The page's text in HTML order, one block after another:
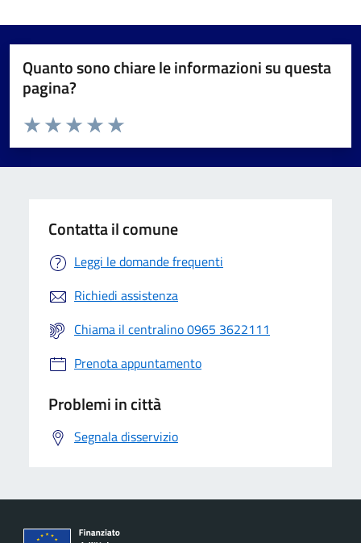
Quanto sono chiare le informazioni su questa
pagina?
Valuta da 1 a 5 stelle la pagina
Valuta 5 stelle su 5
Valuta 4 stelle su 5
Valuta 3 stelle su 5
Valuta 2 stelle su 5
Valuta 1 stelle su 5
Contatta il comune
Leggi le domande frequenti
Richiedi assistenza
Chiama il centralino 0965 3622111
Prenota appuntamento
Problemi in città
Segnala disservizio